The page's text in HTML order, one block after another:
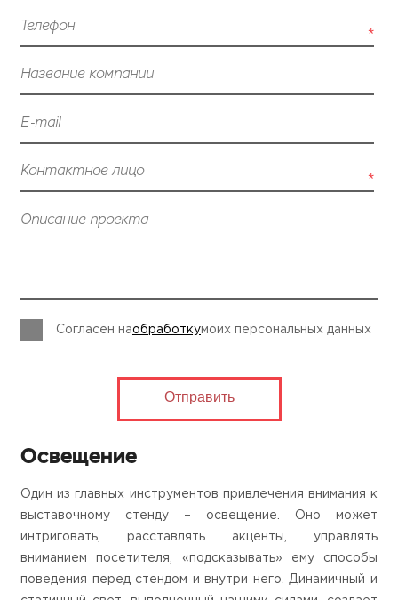
Телефон *
Название компании
E-mail
Контактное лицо *
Описание проекта
Согласен наобработкумоих персональных данных
Освещение
Один из главных инструментов привлечения внимания к
выставочному стенду – освещение. Оно может
интриговать, расставлять акценты, управлять
вниманием посетителя, «подсказывать» ему способы
поведения перед стендом и внутри него. Динамичный и